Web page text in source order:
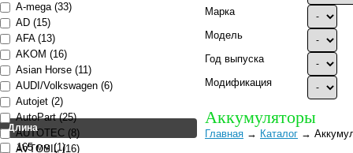
A-mega (33)
AD (15)
AFA (13)
AKOM (16)
Asian Horse (11)
AUDI/Volkswagen (6)
Autojet (2)
AutoPart (25)
AUTOTEC (8)
AVTOSIL (16)
Длина
165 мм (1)
Марка
Модель
Год выпуска
Модификация
Аккумуляторы
Главная → Каталог →